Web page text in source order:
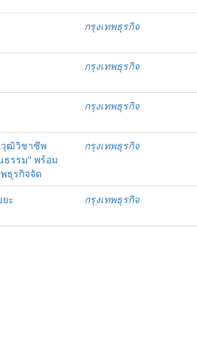
กรุงเทพธุรกิจ
กรุงเทพธุรกิจ
กรุงเทพธุรกิจ
วุฒิวิชาชีพ
รรม" พร้อม
ธุรกิจจัด
กรุงเทพธุรกิจ
ะ กรุงเทพธุรกิจ